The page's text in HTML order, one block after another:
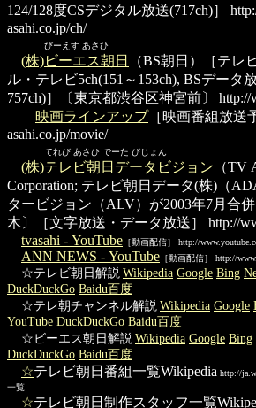
124/128度CSデジタル放送(717ch)］
asahi.co.jp/ch/
びーえす あさひ
(株)ビーエス朝日
（BS朝日）［テレ
ル・テレビ5ch(151～153ch), BSデータ
757ch)］〔東京都渋谷区神宮前〕
http://
映画ラインアップ［映画番組放送
asahi.co.jp/movie/
てれび あさひ でーた びじょん
(株)テレビ朝日データビジョン （TV
Corporation; テレビ朝日データ(株)（
タービジョン（ALV）が2003年7月合
木〕［文字放送・データ放送］
http://
tvasahi - YouTube ［動画配信］ http://
ANN NEWS - YouTube ［動画配信］ http://
☆テレビ朝日解説 Wikipedia Google Bing
DuckDuckGo Baidu百度
☆テレ朝チャンネル解説 Wikipedia Google
YouTube DuckDuckGo Baidu百度
☆ビーエス朝日解説 Wikipedia Google Bing
DuckDuckGo Baidu百度
☆テレビ朝日番組一覧Wikipedia http://
一覧
☆テレビ朝日制作スタッフ一覧